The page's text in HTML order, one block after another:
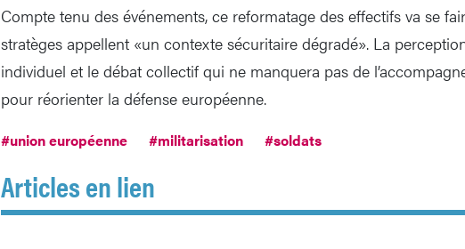
Compte tenu des événements, ce reformatage des effectifs va se
stratèges appellent «un contexte sécuritaire dégradé». La
individuel et le débat collectif qui ne manquera pas de
pour réorienter la défense européenne.
#union européenne #militarisation #soldats
Articles en lien